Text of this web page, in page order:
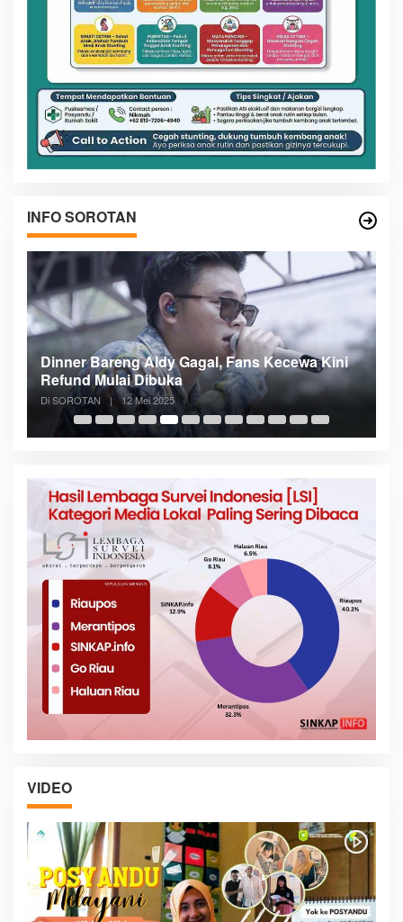
INFO SOROTAN
Dinner Bareng Aldy Gagal, Fans Kecewa Kini
Refund Mulai Dibuka
Di SOROTAN | 12 Mei 2025
VIDEO